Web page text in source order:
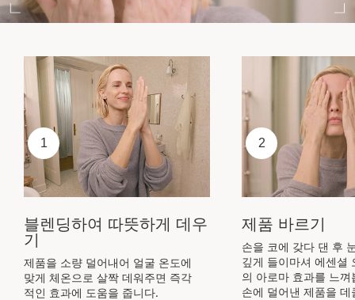
1
블렌딩하여 따뜻하게 데우
기
제품을 소량 덜어내어 얼굴 온도에
맞게 체온으로 살짝 데워주면 즉각
적인 효과에 도움을 줍니다.
2
제품 바르기
손을 코에 갖다 댄 후
깊게 들이마셔 에센셜
의 아로마 효과를 느껴
손에 덜어낸 제품을 데